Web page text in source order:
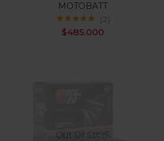
Etiquetas
MOTOBATT
Valorado con
5.00
2
$485.000
Out Of Stock